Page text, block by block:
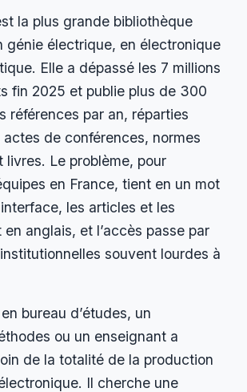
la plus grande bibliothèque
génie électrique, en électronique
Elle a dépassé les 7 millions
fin 2025 et publie plus de 300
références par an, réparties
de conférences, normes
livres. Le problème, pour
en France, tient en un mot
les articles et les
en anglais, et l’accès passe par
souvent lourdes à
bureau d’études, un
ou un enseignant a
de la totalité de la production
Il cherche une